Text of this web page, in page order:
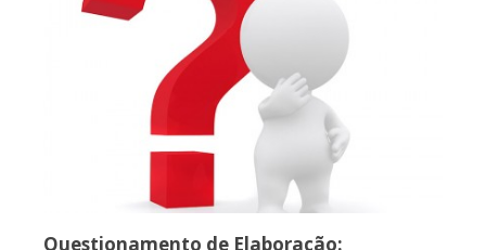
Questionamento de Elaboração: